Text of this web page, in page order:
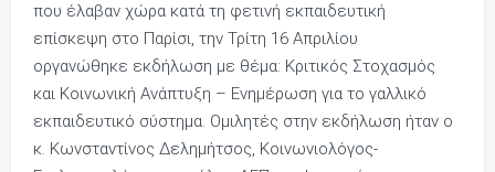
που έλαβαν χώρα κατά τη φετινή εκπαιδευτική
επίσκεψη στο Παρίσι, την Τρίτη 16 Απριλίου
οργανώθηκε εκδήλωση με θέμα: Κριτικός Στοχασμός
και Κοινωνική Ανάπτυξη – Ενημέρωση για το γαλλικό
εκπαιδευτικό σύστημα. Ομιλητές στην εκδήλωση ήταν ο
κ. Κωνσταντίνος Δελημήτσος, Κοινωνιολόγος-